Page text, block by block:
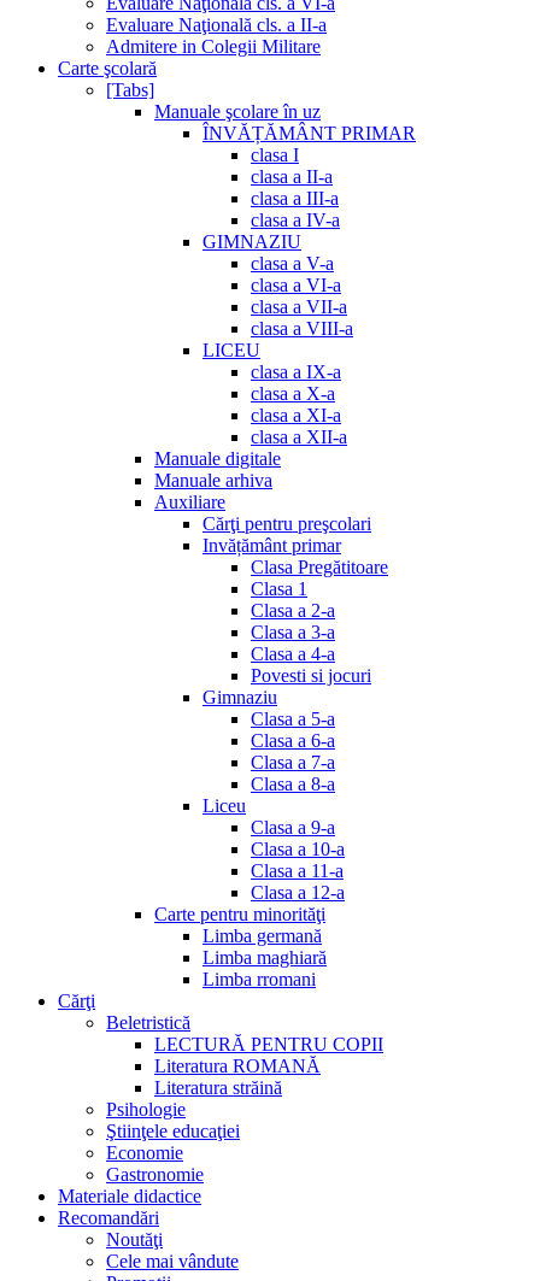
Evaluare Naţională cls. a II-a
Admitere in Colegii Militare
Carte şcolară
[Tabs]
Manuale şcolare în uz
ÎNVĂȚĂMÂNT PRIMAR
clasa I
clasa a II-a
clasa a III-a
clasa a IV-a
GIMNAZIU
clasa a V-a
clasa a VI-a
clasa a VII-a
clasa a VIII-a
LICEU
clasa a IX-a
clasa a X-a
clasa a XI-a
clasa a XII-a
Manuale digitale
Manuale arhiva
Auxiliare
Cărţi pentru preşcolari
Invățământ primar
Clasa Pregătitoare
Clasa 1
Clasa a 2-a
Clasa a 3-a
Clasa a 4-a
Povesti si jocuri
Gimnaziu
Clasa a 5-a
Clasa a 6-a
Clasa a 7-a
Clasa a 8-a
Liceu
Clasa a 9-a
Clasa a 10-a
Clasa a 11-a
Clasa a 12-a
Carte pentru minorităţi
Limba germană
Limba maghiară
Limba rromani
Cărţi
Beletristică
LECTURĂ PENTRU COPII
Literatura ROMANĂ
Literatura străină
Psihologie
Ştiinţele educaţiei
Economie
Gastronomie
Materiale didactice
Recomandări
Noutăţi
Cele mai vândute